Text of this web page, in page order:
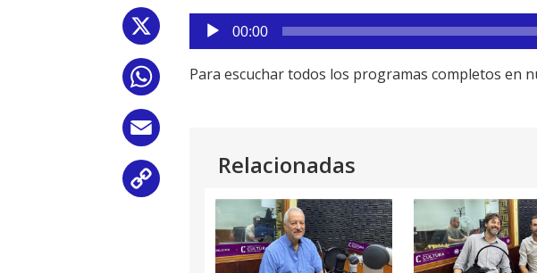
WhatsApp
Reproductor
de
audio
00:00
Para escuchar todos los programas completos en
Relacionadas